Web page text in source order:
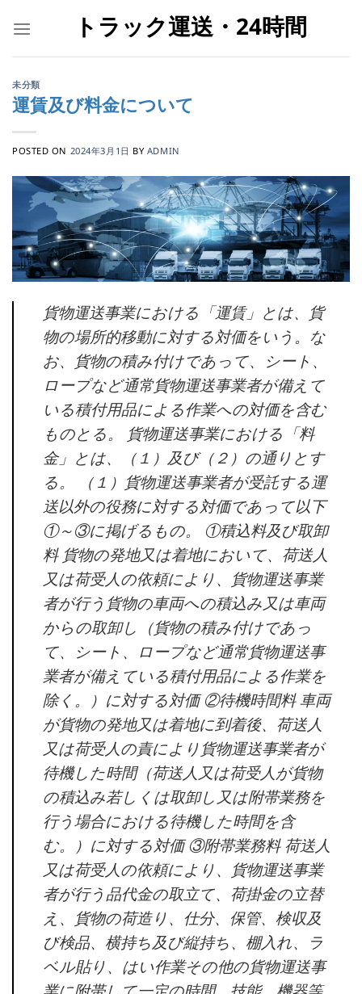
content トラック運送・24時間
未分類
運賃及び料金について
POSTED ON 2024年3月1日 BYADMIN
貨物運送事業における「運賃」とは、貨
物の場所的移動に対する対価をいう。な
お、貨物の積み付けであって、シート、
ロープなど通常貨物運送事業者が備えて
いる積付用品による作業への対価を含む
ものとる。 貨物運送事業における「料
金」とは、（１）及び（２）の通りとす
る。 （１）貨物運送事業者が受託する運
送以外の役務に対する対価であって以下
①～③に掲げるもの。 ①積込料及び取卸
料 貨物の発地又は着地において、荷送人
又は荷受人の依頼により、貨物運送事業
者が行う貨物の車両への積込み又は車両
からの取卸し（貨物の積み付けであっ
て、シート、ロープなど通常貨物運送事
業者が備えている積付用品による作業を
除く。）に対する対価 ②待機時間料 車両
が貨物の発地又は着地に到着後、荷送人
又は荷受人の責により貨物運送事業者が
待機した時間（荷送人又は荷受人が貨物
の積込み若しくは取卸し又は附帯業務を
行う場合における待機した時間を含
む。）に対する対価 ③附帯業務料 荷送人
又は荷受人の依頼により、貨物運送事業
者が行う品代金の取立て、荷掛金の立替
え、貨物の荷造り、仕分、保管、検収及
び検品、横持ち及び縦持ち、棚入れ、ラ
ベル貼り、はい作業その他の貨物運送事